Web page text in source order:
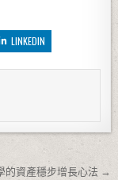
LINKEDIN
的資產穩步增長心法 →